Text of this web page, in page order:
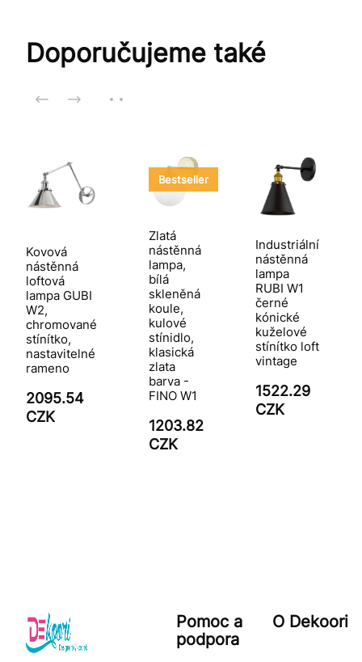
Doporučujeme také
Kovová
nástěnná
loftová
lampa GUBI
W2,
chromované
stínítko,
nastavitelné
rameno
2095.54
CZK
Bestseller
Zlatá
nástěnná
lampa,
bílá
skleněná
koule,
kulové
stínidlo,
klasická
zlata
barva -
FINO W1
1203.82
CZK
Industriální
nástěnná
lampa
RUBI W1
černé
kónické
kuželové
stínítko loft
vintage
1522.29
CZK
Pomoc a
podpora
O Dekoori